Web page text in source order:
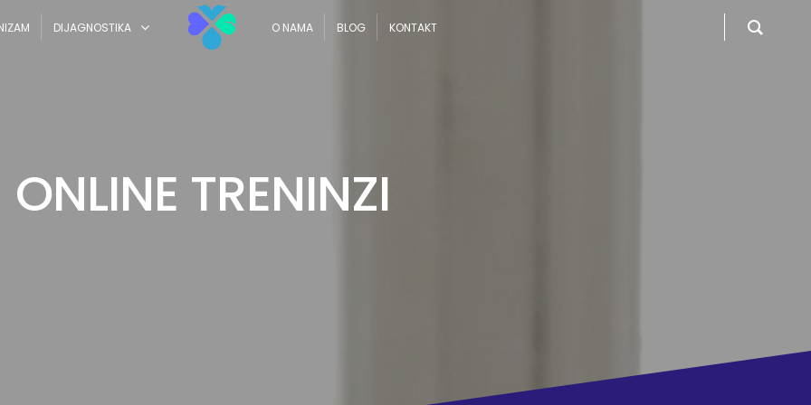
DIJAGNOSTIKA O NAMA BLOG KONTAKT
ONLINE TRENINZI